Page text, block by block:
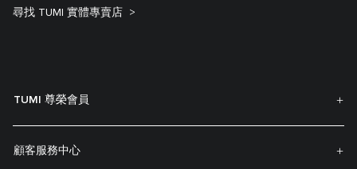
尋找 TUMI 實體專賣店
TUMI 尊榮會員
顧客服務中心